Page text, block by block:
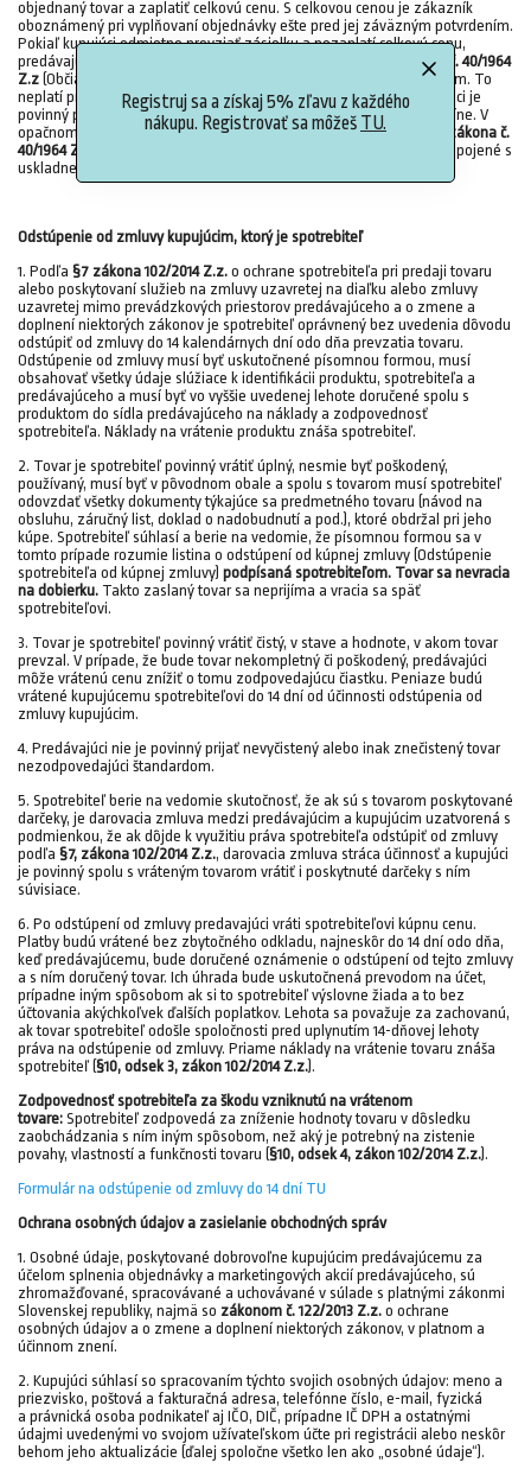
Registruj sa a získaj 5% zľavu z každého
nákupu. Registrovať sa môžeš TU.
objednaný tovar a zaplatiť celkovú cenu. S celkovou cenou je zákazník
oboznámený pri vyplňovaní objednávky ešte pred jej záväzným potvrdením.
Pokiaľ kupujúci odmietne prevziať zásielku a nezaplatí celkovú cenu,
predávajúci mu je oprávnený účtovať podľa
§ 442, odsek 1 zákona č. 40/1964
Z.z (Občianskeho zákonníka), náklady spojené s poštovným a balným. To
neplatí pri zásielkach mechanicky poškodených pri preprave. Kupujúci je
povinný prevziať vec na dohodnutom mieste a v dohodnutom termíne. V
opačnom prípade je predávajúci oprávnený podľa§614, odseky 1,5 zákona č.
40/1964 Z.z
(Občianskeho zákonníka) účtovať kupujúcemu náklady spojené s
uskladnením.
Odstúpenie od zmluvy kupujúcim, ktorý je spotrebiteľ
1. Podľa §7 zákona 102/2014 Z.z. o ochrane spotrebiteľa pri predaji tovaru
alebo poskytovaní služieb na zmluvy uzavretej na diaľku alebo zmluvy
uzavretej mimo prevádzkových priestorov predávajúceho a o zmene a
doplnení niektorých zákonov je spotrebiteľ oprávnený bez uvedenia dôvodu
odstúpiť od zmluvy do 14 kalendárnych dní odo dňa prevzatia tovaru.
Odstúpenie od zmluvy musí byť uskutočnené písomnou formou, musí
obsahovať všetky údaje slúžiace k identifikácii produktu, spotrebiteľa a
predávajúceho a musí byť vo vyššie uvedenej lehote doručené spolu s
produktom do sídla predávajúceho na náklady a zodpovednosť
spotrebiteľa. Náklady na vrátenie produktu znáša spotrebiteľ.
2. Tovar je spotrebiteľ povinný vrátiť úplný, nesmie byť poškodený,
používaný, musí byť v pôvodnom obale a spolu s tovarom musí spotrebiteľ
odovzdať všetky dokumenty týkajúce sa predmetného tovaru (návod na
obsluhu, záručný list, doklad o nadobudnutí a pod.), ktoré obdržal pri jeho
kúpe. Spotrebiteľ súhlasí a berie na vedomie, že písomnou formou sa v
tomto prípade rozumie listina o odstúpení od kúpnej zmluvy (Odstúpenie
spotrebiteľa od kúpnej zmluvy) podpísaná spotrebiteľom. Tovar sa nevracia
na dobierku. Takto zaslaný tovar sa neprijíma a vracia sa späť
spotrebiteľovi.
3. Tovar je spotrebiteľ povinný vrátiť čistý, v stave a hodnote, v akom tovar
prevzal. V prípade, že bude tovar nekompletný či poškodený, predávajúci
môže vrátenú cenu znížiť o tomu zodpovedajúcu čiastku. Peniaze budú
vrátené kupujúcemu spotrebiteľovi do 14 dní od účinnosti odstúpenia od
zmluvy kupujúcim.
4. Predávajúci nie je povinný prijať nevyčistený alebo inak znečistený tovar
nezodpovedajúci štandardom.
5. Spotrebiteľ berie na vedomie skutočnosť, že ak sú s tovarom poskytované
darčeky, je darovacia zmluva medzi predávajúcim a kupujúcim uzatvorená s
podmienkou, že ak dôjde k využitiu práva spotrebiteľa odstúpiť od zmluvy
podľa §7, zákona 102/2014 Z.z., darovacia zmluva stráca účinnosť a kupujúci
je povinný spolu s vráteným tovarom vrátiť i poskytnuté darčeky s ním
súvisiace.
6. Po odstúpení od zmluvy predavajúci vráti spotrebiteľovi kúpnu cenu.
Platby budú vrátené bez zbytočného odkladu, najneskôr do 14 dní odo dňa,
keď predávajúcemu, bude doručené oznámenie o odstúpení od tejto zmluvy
a s ním doručený tovar. Ich úhrada bude uskutočnená prevodom na účet,
prípadne iným spôsobom ak si to spotrebiteľ výslovne žiada a to bez
účtovania akýchkoľvek ďalších poplatkov. Lehota sa považuje za zachovanú,
ak tovar spotrebiteľ odošle spoločnosti pred uplynutím 14-dňovej lehoty
práva na odstúpenie od zmluvy. Priame náklady na vrátenie tovaru znáša
spotrebiteľ (§10, odsek 3, zákon 102/2014 Z.z.).
Zodpovednosť spotrebiteľa za škodu vzniknutú na vrátenom
tovare: Spotrebiteľ zodpovedá za zníženie hodnoty tovaru v dôsledku
zaobchádzania s ním iným spôsobom, než aký je potrebný na zistenie
povahy, vlastností a funkčnosti tovaru (§10, odsek 4, zákon 102/2014 Z.z.).
Formulár na odstúpenie od zmluvy do 14 dní TU
Ochrana osobných údajov a zasielanie obchodných správ
1. Osobné údaje, poskytované dobrovoľne kupujúcim predávajúcemu za
účelom splnenia objednávky a marketingových akcií predávajúceho, sú
zhromažďované, spracovávané a uchovávané v súlade s platnými zákonmi
Slovenskej republiky, najmä so zákonom č. 122/2013 Z.z. o ochrane
osobných údajov a o zmene a doplnení niektorých zákonov, v platnom a
účinnom znení.
2. Kupujúci súhlasí so spracovaním týchto svojich osobných údajov: meno a
priezvisko, poštová a fakturačná adresa, telefónne číslo, e-mail, fyzická
a právnická osoba podnikateľ aj IČO, DIČ, prípadne IČ DPH a ostatnými
údajmi uvedenými vo svojom užívateľskom účte pri registrácii alebo neskôr
behom jeho aktualizácie (ďalej spoločne všetko len ako „osobné údaje“).